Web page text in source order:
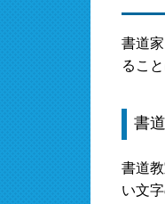
書道
るこ
書
書道
い文